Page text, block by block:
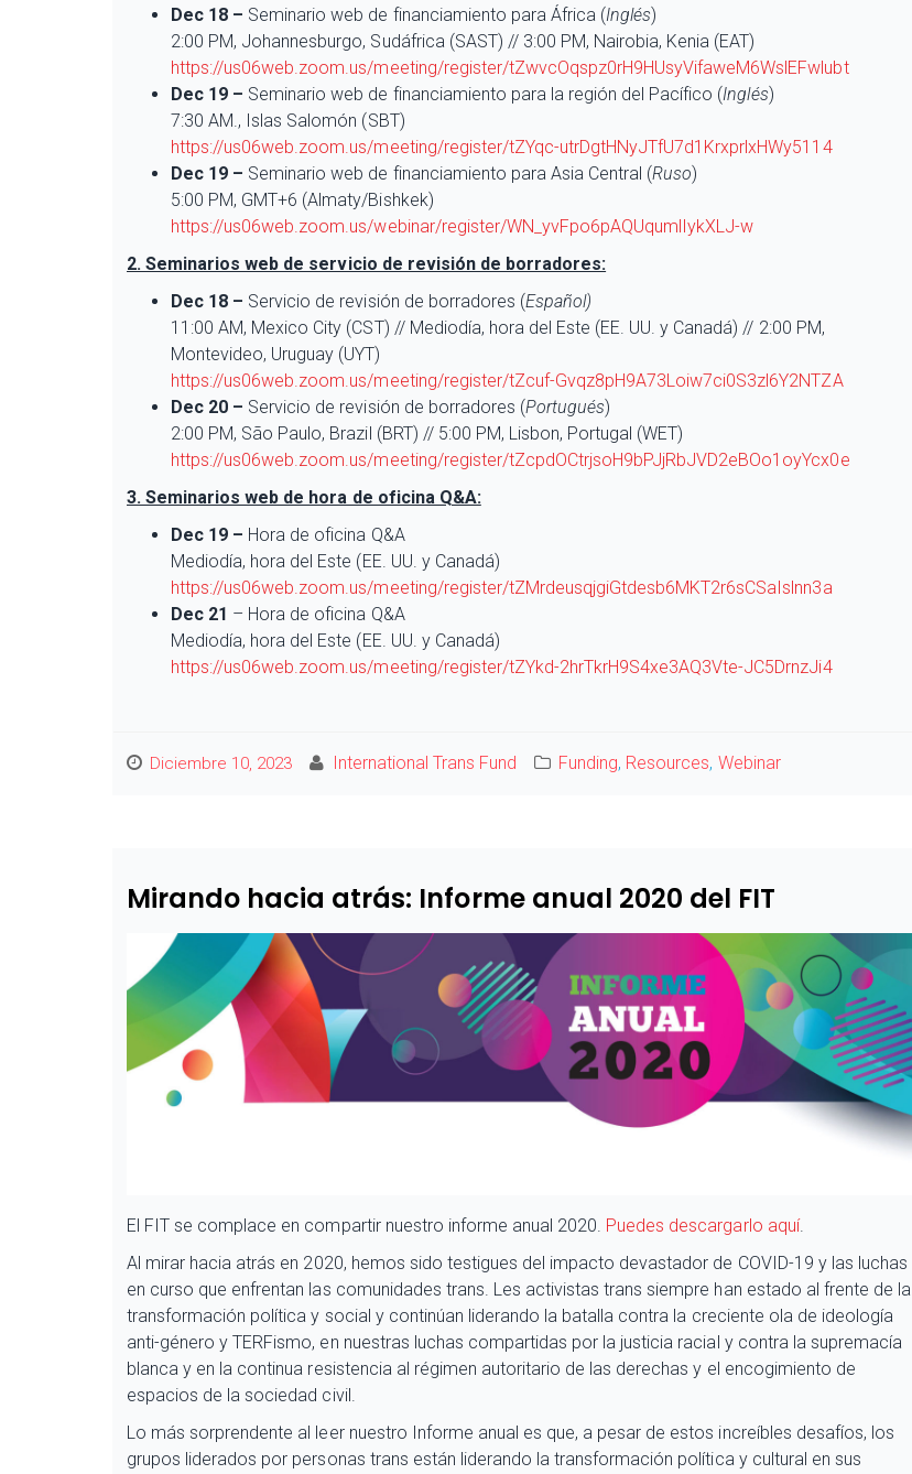
Dec 18 – Seminario web de financiamiento para África (Inglés)
2:00 PM, Johannesburgo, Sudáfrica (SAST) // 3:00 PM, Nairobia, Kenia (EAT)
https://us06web.zoom.us/meeting/register/tZwvcOqspz0rH9HUsyVifaweM6WslEFwlubt
Dec 19 – Seminario web de financiamiento para la región del Pacífico (Inglés)
7:30 AM., Islas Salomón (SBT)
https://us06web.zoom.us/meeting/register/tZYqc-utrDgtHNyJTfU7d1KrxprlxHWy5114
Dec 19 – Seminario web de financiamiento para Asia Central (Ruso)
5:00 PM, GMT+6 (Almaty/Bishkek)
https://us06web.zoom.us/webinar/register/WN_yvFpo6pAQUqumlIykXLJ-w
2. Seminarios web de servicio de revisión de borradores:
Dec 18 – Servicio de revisión de borradores (Español)
11:00 AM, Mexico City (CST) // Mediodía, hora del Este (EE. UU. y Canadá) // 2:00 PM,
Montevideo, Uruguay (UYT)
https://us06web.zoom.us/meeting/register/tZcuf-Gvqz8pH9A73Loiw7ci0S3zl6Y2NTZA
Dec 20 – Servicio de revisión de borradores (Portugués)
2:00 PM, São Paulo, Brazil (BRT) // 5:00 PM, Lisbon, Portugal (WET)
https://us06web.zoom.us/meeting/register/tZcpdOCtrjsoH9bPJjRbJVD2eBOo1oyYcx0e
3. Seminarios web de hora de oficina Q&A:
Dec 19 – Hora de oficina Q&A
Mediodía, hora del Este (EE. UU. y Canadá)
https://us06web.zoom.us/meeting/register/tZMrdeusqjgiGtdesb6MKT2r6sCSaIslnn3a
Dec 21 – Hora de oficina Q&A
Mediodía, hora del Este (EE. UU. y Canadá)
https://us06web.zoom.us/meeting/register/tZYkd-2hrTkrH9S4xe3AQ3Vte-JC5DrnzJi4
Diciembre 10, 2023 International Trans Fund Funding, Resources, Webinar
Mirando hacia atrás: Informe anual 2020 del FIT
El FIT se complace en compartir nuestro informe anual 2020. Puedes descargarlo aquí.
Al mirar hacia atrás en 2020, hemos sido testigues del impacto devastador de COVID-19 y las luchas
en curso que enfrentan las comunidades trans. Les activistas trans siempre han estado al frente de la
transformación política y social y continúan liderando la batalla contra la creciente ola de ideología
anti-género y TERFismo, en nuestras luchas compartidas por la justicia racial y contra la supremacía
blanca y en la continua resistencia al régimen autoritario de las derechas y el encogimiento de
espacios de la sociedad civil.
Lo más sorprendente al leer nuestro Informe anual es que, a pesar de estos increíbles desafíos, los
grupos liderados por personas trans están liderando la transformación política y cultural en sus